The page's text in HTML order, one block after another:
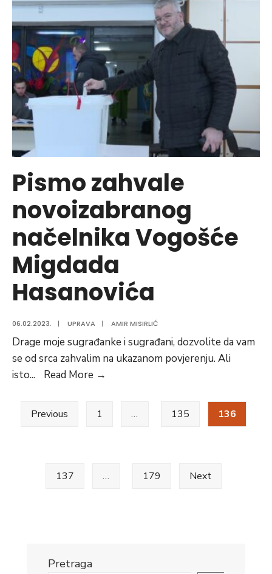
izbora
Pismo zahvale
novoizabranog
načelnika Vogošće
Migdada
Hasanovića
06.02.2023. | UPRAVA | AMIR MISIRLIĆ
Drage moje sugrađanke i sugrađani, dozvolite da vam
se od srca zahvalim na ukazanom povjerenju. Ali
isto... Read More →
Hasanovića
Posts
Previous 1 … 135 136
137 … 179 Next
Pretraga